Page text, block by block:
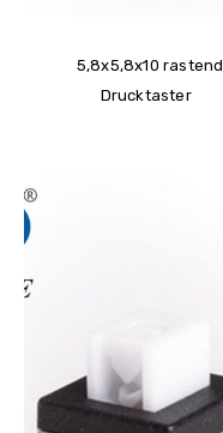
5,8x5,8x10
Drucktaster